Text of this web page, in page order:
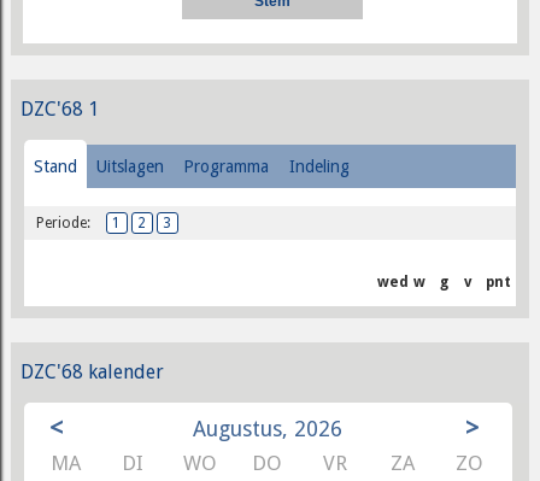
DZC'68 1
Stand Uitslagen Programma Indeling
Periode: 1 2 3
wed w g v pnt
DZC'68 kalender
< Augustus, 2026 >
MA DI WO DO VR ZA ZO